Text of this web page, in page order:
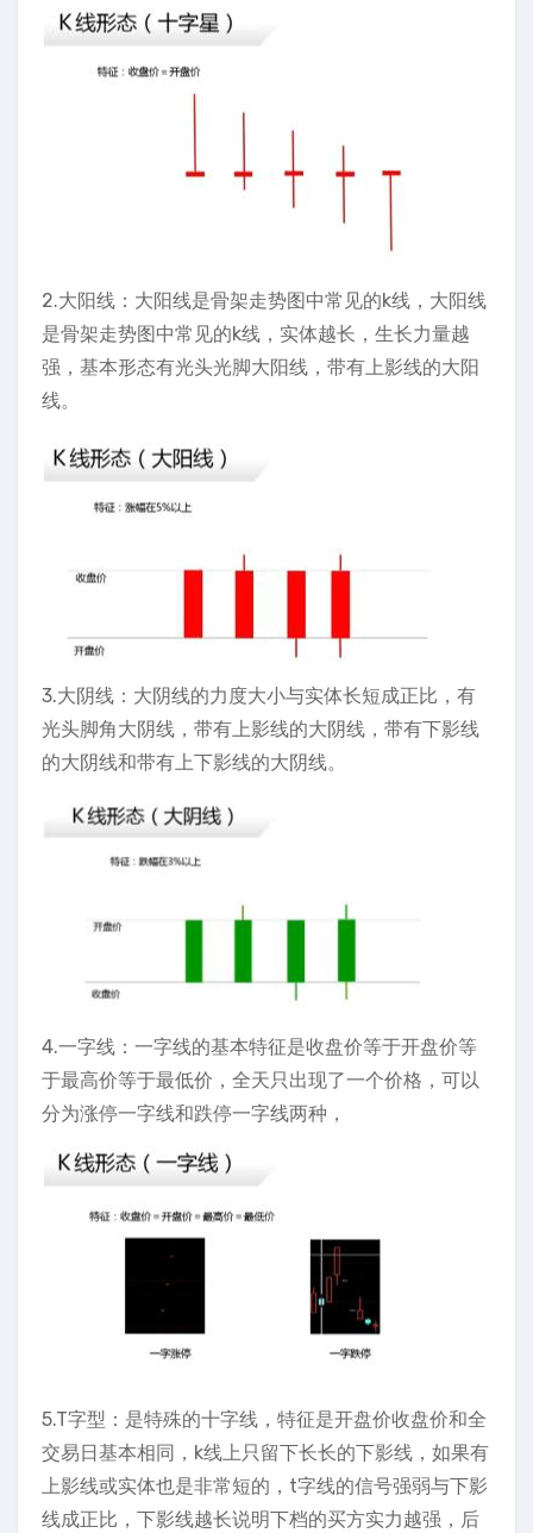
2.大阳线：大阳线是骨架走势图中常见的k线，大阳线
是骨架走势图中常见的k线，实体越长，生长力量越
强，基本形态有光头光脚大阳线，带有上影线的大阳
线。
3.大阴线：大阴线的力度大小与实体长短成正比，有
光头脚角大阴线，带有上影线的大阴线，带有下影线
的大阴线和带有上下影线的大阴线。
4.一字线：一字线的基本特征是收盘价等于开盘价等
于最高价等于最低价，全天只出现了一个价格，可以
分为涨停一字线和跌停一字线两种，
5.T字型：是特殊的十字线，特征是开盘价收盘价和全
交易日基本相同，k线上只留下长长的下影线，如果有
上影线或实体也是非常短的，t字线的信号强弱与下影
线成正比，下影线越长说明下档的买方实力越强，后